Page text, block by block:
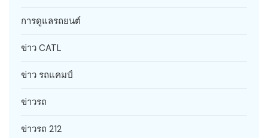
การดูแลรถยนต์
ข่าว CATL
ข่าว รถแคมป์
ข่าวรถ
ข่าวรถ 212